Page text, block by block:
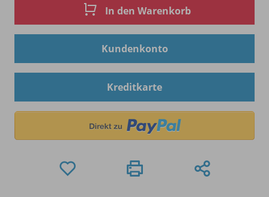
In den Warenkorb
Kundenkonto
Kreditkarte